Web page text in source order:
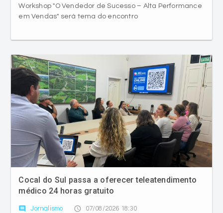
Workshop "O Vendedor de Sucesso – Alta Performance
em Vendas" será tema do encontro
Cocal do Sul passa a oferecer teleatendimento
médico 24 horas gratuito
comment Jornalismo access_time 07/08/2026 18:30